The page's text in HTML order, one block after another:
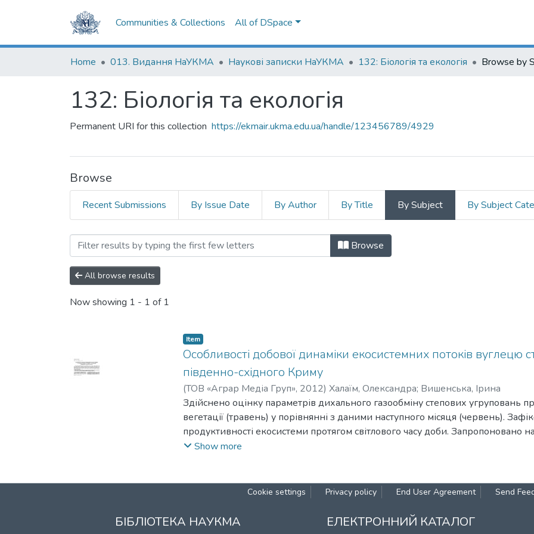
Communities & Collections All of DSpace
Home 013. Видання НаУКМА Наукові записки НаУКМА 132: Біологія та екологія Browse by
132: Біологія та екологія
Permanent URI for this collection https://ekmair.ukma.edu.ua/handle/123456789/4929
Browse
Recent Submissions By Issue Date By Author By Title By Subject By Subject
Browsing 132: Біологія та екологія by Subject "Ecosystem
Browse
All browse results
Now showing 1 - 1 of 1
Item
Особливості добової динаміки екосистемних потоків вуглецю
південно-східного Криму
(ТОВ «Аграр Медіа Груп», 2012) Халаїм, Олександра; Вишенська, Ірина
Здійснено оцінку параметрів дихального газообміну степових угруповань
вегетації (травень) у порівнянні з даними наступного місяця (червень).
продуктивності екосистеми протягом світлового часу доби. Запропоновано
для щомісячних вимірювань чистого екосистемного обміну вуглецю та
Show more
Cookie settings Privacy policy End User Agreement Send
БІБЛІОТЕКА НАУКМА ЕЛЕКТРОННИЙ КАТАЛОГ